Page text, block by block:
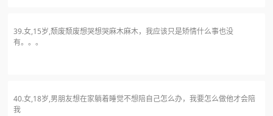
39.女,15岁,颓废颓废想哭想哭麻木麻木，我应该只是矫情什么事也没
有。。。
40.女,18岁,男朋友想在家躺着睡觉不想陪自己怎么办，我要怎么做他才会陪
我